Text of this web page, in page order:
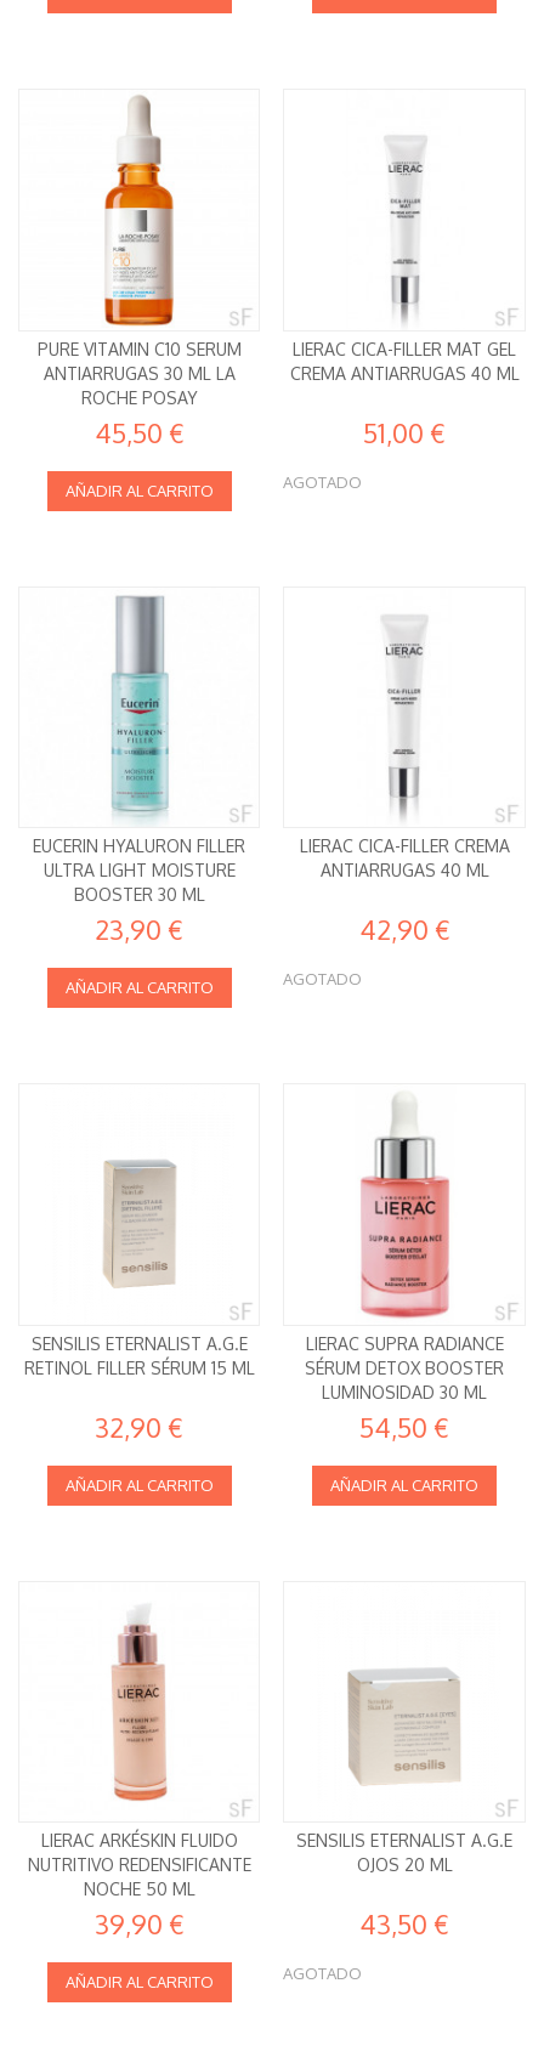
PURE VITAMIN C10 SERUM
ANTIARRUGAS 30 ML LA
ROCHE POSAY
45,50 €
AÑADIR AL CARRITO
LIERAC CICA-FILLER MAT GEL
CREMA ANTIARRUGAS 40 ML
51,00 €
AGOTADO
EUCERIN HYALURON FILLER
ULTRA LIGHT MOISTURE
BOOSTER 30 ML
23,90 €
AÑADIR AL CARRITO
LIERAC CICA-FILLER CREMA
ANTIARRUGAS 40 ML
42,90 €
AGOTADO
SENSILIS ETERNALIST A.G.E
RETINOL FILLER SÉRUM 15 ML
32,90 €
AÑADIR AL CARRITO
LIERAC SUPRA RADIANCE
SÉRUM DETOX BOOSTER
LUMINOSIDAD 30 ML
54,50 €
AÑADIR AL CARRITO
LIERAC ARKÉSKIN FLUIDO
NUTRITIVO REDENSIFICANTE
NOCHE 50 ML
39,90 €
AÑADIR AL CARRITO
SENSILIS ETERNALIST A.G.E
OJOS 20 ML
43,50 €
AGOTADO